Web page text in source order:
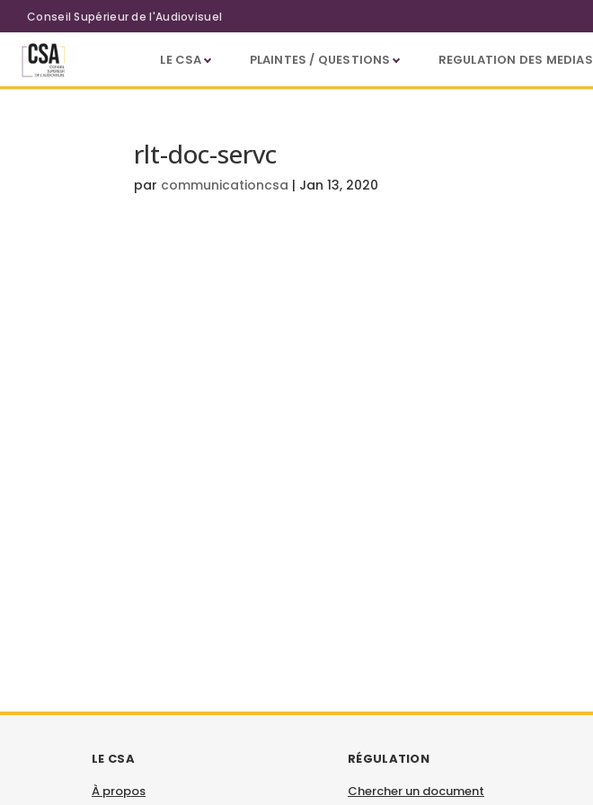
Aller au contenu principal
Conseil Supérieur de l'Audiovisuel
LE CSA PLAINTES / QUESTIONS REGULATION DES MEDIAS
rlt-doc-servc
par communicationcsa | Jan 13, 2020
LE CSA
À propos
RÉGULATION
Chercher un document